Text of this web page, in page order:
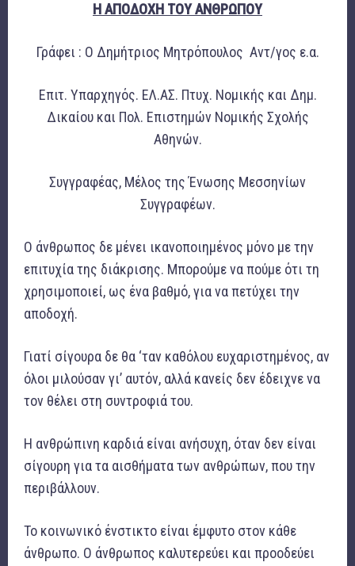
Η ΑΠΟΔΟΧΗ ΤΟΥ ΑΝΘΡΩΠΟΥ
Γράφει : Ο Δημήτριος Μητρόπουλος Αντ/γος ε.α.
Επιτ. Υπαρχηγός. ΕΛ.ΑΣ. Πτυχ. Νομικής και Δημ.
Δικαίου και Πολ. Επιστημών Νομικής Σχολής
Αθηνών.
Συγγραφέας, Μέλος της Ένωσης Μεσσηνίων
Συγγραφέων.
Ο άνθρωπος δε μένει ικανοποιημένος μόνο με την
επιτυχία της διάκρισης. Μπορούμε να πούμε ότι τη
χρησιμοποιεί, ως ένα βαθμό, για να πετύχει την
αποδοχή.
Γιατί σίγουρα δε θα ‘ταν καθόλου ευχαριστημένος, αν
όλοι μιλούσαν γι’ αυτόν, αλλά κανείς δεν έδειχνε να
τον θέλει στη συντροφιά του.
Η ανθρώπινη καρδιά είναι ανήσυχη, όταν δεν είναι
σίγουρη για τα αισθήματα των ανθρώπων, που την
περιβάλλουν.
Το κοινωνικό ένστικτο είναι έμφυτο στον κάθε
άνθρωπο. Ο άνθρωπος καλυτερεύει και προοδεύει